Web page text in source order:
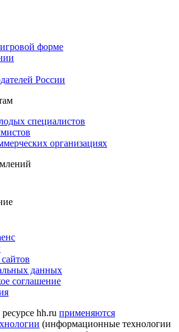
форме
России
специалистов
организациях
данных
соглашение
hh.ru применяются
(информационные технологии